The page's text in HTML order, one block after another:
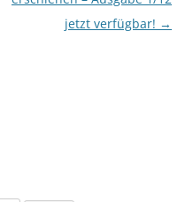
jetzt verfügbar! →